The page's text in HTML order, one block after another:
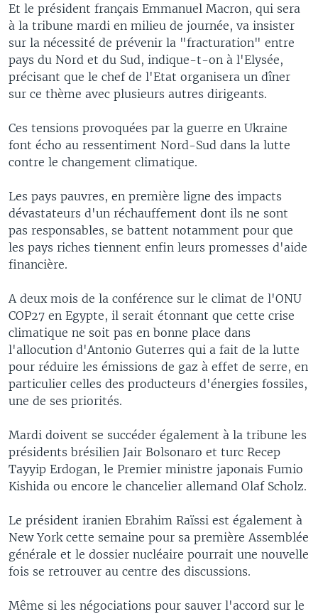
Et le président français Emmanuel Macron, qui sera
à la tribune mardi en milieu de journée, va insister
sur la nécessité de prévenir la "fracturation" entre
pays du Nord et du Sud, indique-t-on à l'Elysée,
précisant que le chef de l'Etat organisera un dîner
sur ce thème avec plusieurs autres dirigeants.
Ces tensions provoquées par la guerre en Ukraine
font écho au ressentiment Nord-Sud dans la lutte
contre le changement climatique.
Les pays pauvres, en première ligne des impacts
dévastateurs d'un réchauffement dont ils ne sont
pas responsables, se battent notamment pour que
les pays riches tiennent enfin leurs promesses d'aide
financière.
A deux mois de la conférence sur le climat de l'ONU
COP27 en Egypte, il serait étonnant que cette crise
climatique ne soit pas en bonne place dans
l'allocution d'Antonio Guterres qui a fait de la lutte
pour réduire les émissions de gaz à effet de serre, en
particulier celles des producteurs d'énergies fossiles,
une de ses priorités.
Mardi doivent se succéder également à la tribune les
présidents brésilien Jair Bolsonaro et turc Recep
Tayyip Erdogan, le Premier ministre japonais Fumio
Kishida ou encore le chancelier allemand Olaf Scholz.
Le président iranien Ebrahim Raïssi est également à
New York cette semaine pour sa première Assemblée
générale et le dossier nucléaire pourrait une nouvelle
fois se retrouver au centre des discussions.
Même si les négociations pour sauver l'accord sur le